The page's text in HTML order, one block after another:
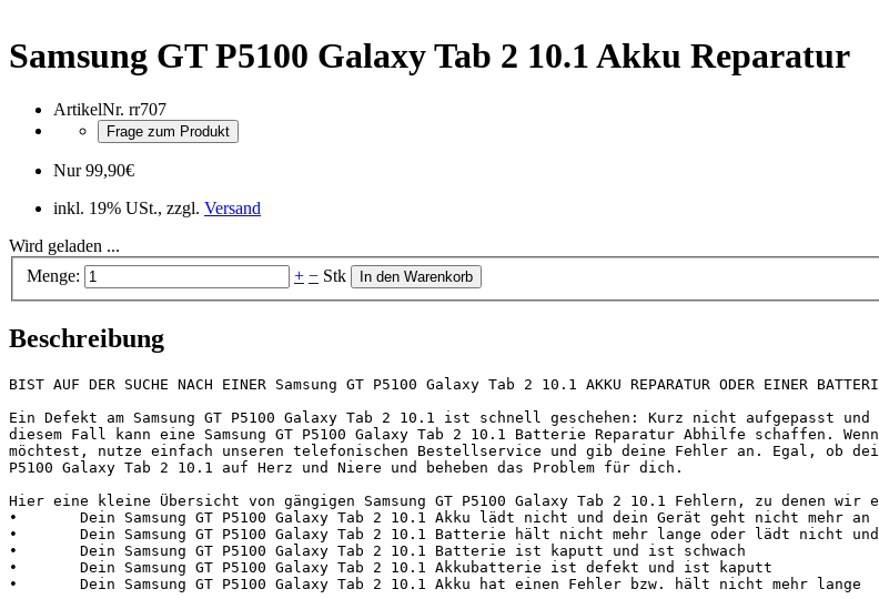
Samsung GT P5100 Galaxy Tab 2 10.1 Akku Reparatur
ArtikelNr. rr707
Frage zum Produkt
Nur99,90€
inkl. 19% USt., zzgl. Versand
Wird geladen ...
Menge:
+ − Stk In den Warenkorb
Beschreibung
BIST AUF DER SUCHE NACH EINER Samsung GT P5100 Galaxy Tab 2 10.1 AKKU REPARATUR ODER EINER
Ein Defekt am Samsung GT P5100 Galaxy Tab 2 10.1 ist schnell geschehen: Kurz nicht aufgepasst
diesem Fall kann eine Samsung GT P5100 Galaxy Tab 2 10.1 Batterie Reparatur Abhilfe schaffen.
möchtest, nutze einfach unseren telefonischen Bestellservice und gib deine Fehler an. Egal, ob
P5100 Galaxy Tab 2 10.1 auf Herz und Niere und beheben das Problem für dich.
Hier eine kleine Übersicht von gängigen Samsung GT P5100 Galaxy Tab 2 10.1 Fehlern, zu denen wir
•	Dein Samsung GT P5100 Galaxy Tab 2 10.1 Akku lädt nicht und dein Gerät geht nicht mehr an oder ist kaputt
•	Dein Samsung GT P5100 Galaxy Tab 2 10.1 Batterie hält nicht mehr lange oder lädt nicht und dein Gerät geht nicht mehr an
•	Dein Samsung GT P5100 Galaxy Tab 2 10.1 Batterie ist kaputt und ist schwach
•	Dein Samsung GT P5100 Galaxy Tab 2 10.1 Akkubatterie ist defekt und ist kaputt
•	Dein Samsung GT P5100 Galaxy Tab 2 10.1 Akku hat einen Fehler bzw. hält nicht mehr lange